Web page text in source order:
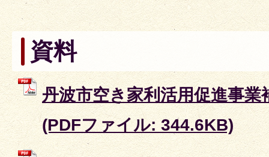
資料
丹波市空き家利活用促進事業
(PDFファイル: 344.6KB)